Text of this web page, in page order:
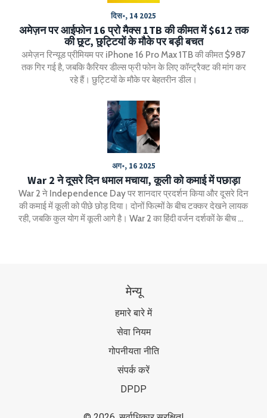
दिस॰, 14 2025
अमेज़न पर आईफोन 16 प्रो मैक्स 1TB की कीमत में $612 तक
की छूट, छुट्टियों के मौके पर बड़ी बचत
अमेज़न रिन्यूड प्रीमियम पर iPhone 16 Pro Max 1TB की कीमत $987
तक गिर गई है, जबकि कैरियर डील्स फ्री फोन के लिए कॉन्ट्रैक्ट की मांग कर
रहे हैं। छुट्टियों के मौके पर बेहतरीन डील।
अग॰, 16 2025
War 2 ने दूसरे दिन धमाल मचाया, कूली को कमाई में पछाड़ा
War 2 ने Independence Day पर शानदार प्रदर्शन किया और दूसरे दिन
की कमाई में कूली को पीछे छोड़ दिया। दोनों फिल्मों के बीच टक्कर देखने लायक
रही, जबकि कुल योग में कूली आगे है। War 2 का हिंदी वर्जन दर्शकों के बीच खूब
मेन्यू
हमारे बारे में
सेवा नियम
गोपनीयता नीति
संपर्क करें
DPDP